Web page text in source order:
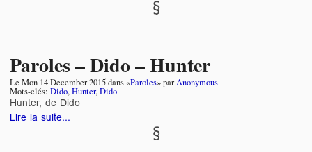
Paroles – Dido – Hunter
Le Mon 14 December 2015dans «Paroles» parAnonymous
Mots-clés: Dido,Hunter,Dido
Hunter, de Dido
Lire la suite...